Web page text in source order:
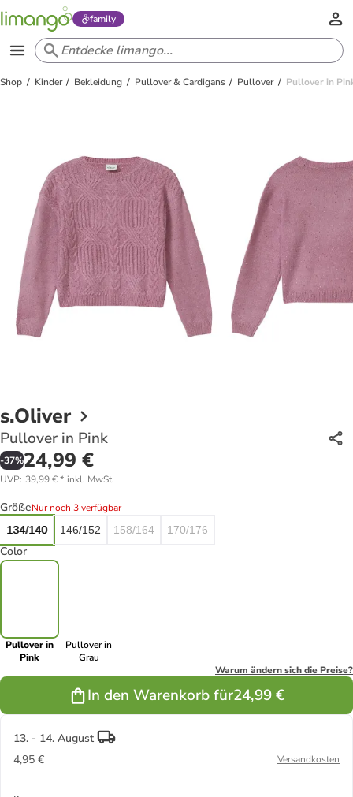
family
Shop Kinder Bekleidung Pullover & Cardigans Pullover Pullover in
s.Oliver
Pullover in Pink
-37%24,99 €
UVP: 39,99 €* inkl. MwSt.
GrößeNur noch 3 verfügbar
134/140
146/152 158/164 170/176
Color
Pullover in
Pink
Pullover in
Grau
Warum ändern sich die Preise?
In den Warenkorb für24,99 €
13. - 14. August
4,95 €
Versandkosten